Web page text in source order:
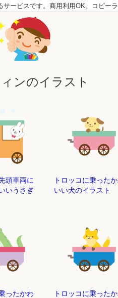
ービスです。商用利用OK。コピー
ンのイラスト
頭車両に
いうさぎ
トロッコに乗った
いい犬のイラスト
ったかわ
トロッコに乗った